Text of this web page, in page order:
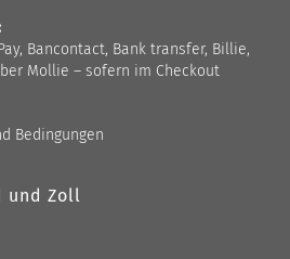
Bancontact, Bank transfer, Billie,
Mollie – sofern im Checkout
Bedingungen
und Zoll